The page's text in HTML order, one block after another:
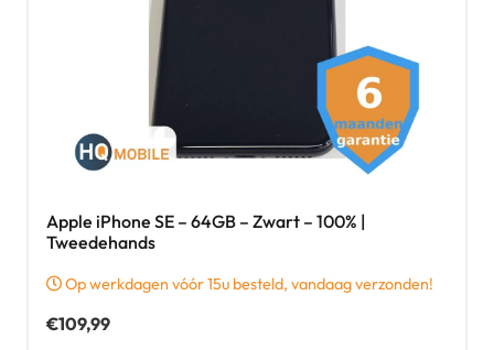
Apple iPhone SE – 64GB – Zwart – 100% |
Tweedehands
Op werkdagen vóór 15u besteld, vandaag verzonden!
€109,99